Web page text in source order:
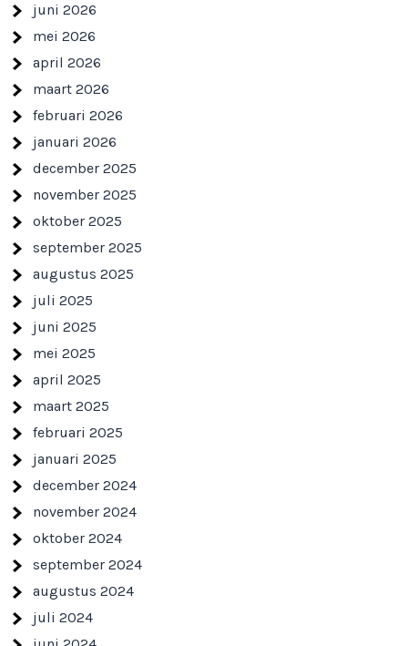
juni 2026
mei 2026
april 2026
maart 2026
februari 2026
januari 2026
december 2025
november 2025
oktober 2025
september 2025
augustus 2025
juli 2025
juni 2025
mei 2025
april 2025
maart 2025
februari 2025
januari 2025
december 2024
november 2024
oktober 2024
september 2024
augustus 2024
juli 2024